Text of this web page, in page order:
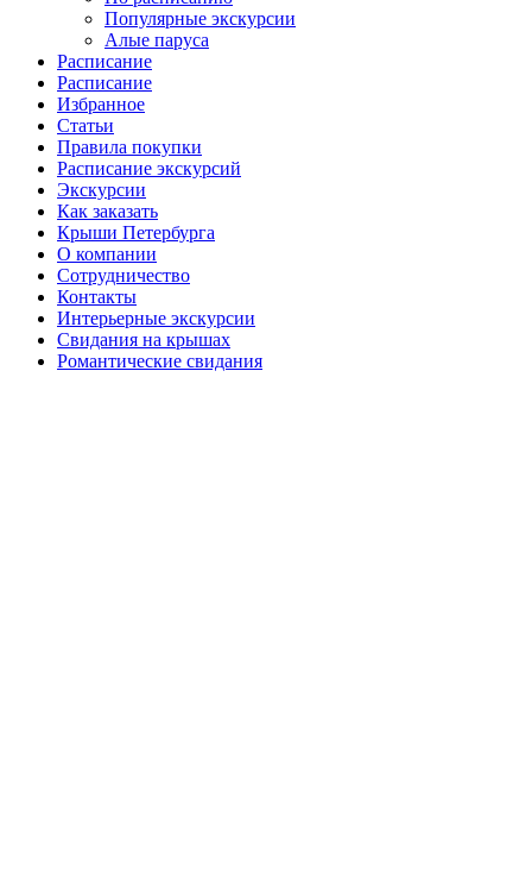
Популярные экскурсии
Алые паруса
Расписание
Расписание
Избранное
Статьи
Правила покупки
Расписание экскурсий
Экскурсии
Как заказать
Крыши Петербурга
О компании
Сотрудничество
Контакты
Интерьерные экскурсии
Свидания на крышах
Романтические свидания